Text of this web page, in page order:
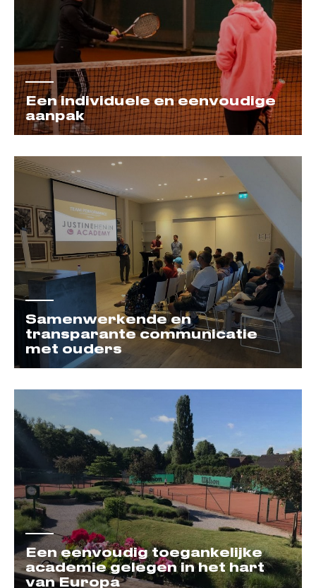
Een individuele en eenvoudige
aanpak
Samenwerkende en
transparante communicatie
met ouders
Een eenvoudig toegankelijke
academie gelegen in het hart
van Europa